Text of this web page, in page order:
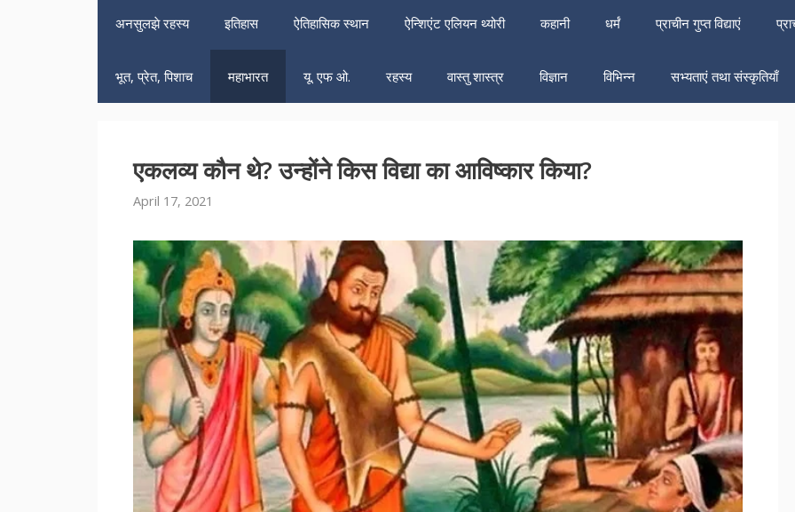
अनसुलझे रहस्य इतिहास ऐतिहासिक स्थान ऐन्शिएंट एलियन थ्योरी कहानी धर्मं प्राचीन गुप्त विद्याएं
भूत, प्रेत, पिशाच महाभारत यू. एफ ओ. रहस्य वास्तु शास्त्र विज्ञान विभिन्न सभ्यताएं तथा संस्कृतियाँ
एकलव्य कौन थे? उन्होंने किस विद्या का आविष्कार किया?
April 17, 2021